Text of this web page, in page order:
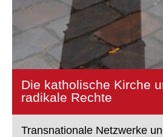
Die katholische Kirche
radikale Rechte
Transnationale Netzwerke